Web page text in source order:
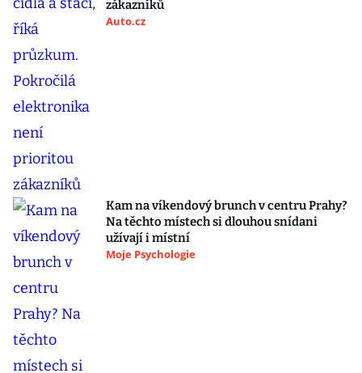
zákazníků
Auto.cz
Kam na víkendový brunch v centru Prahy?
Na těchto místech si dlouhou snídani
užívají i místní
Moje Psychologie